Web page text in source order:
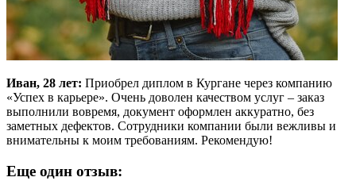
Иван, 28 лет: Приобрел диплом в Кургане через компанию
«Успех в карьере». Очень доволен качеством услуг – заказ
выполнили вовремя, документ оформлен аккуратно, без
заметных дефектов. Сотрудники компании были вежливы и
внимательны к моим требованиям. Рекомендую!
Еще один отзыв: